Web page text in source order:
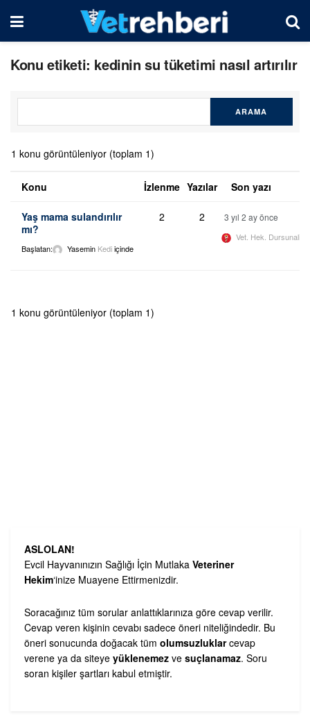
Konu etiketi: kedinin su tüketimi nasıl artırılır
1 konu görüntüleniyor (toplam 1)
Konu İzlenme Yazılar Son yazı
Yaş mama sulandırılır
mı?
Başlatan: Yasemin Kediiçinde
2 2 3 yıl 2 ay önce
Vet. Hek. Dursunali
1 konu görüntüleniyor (toplam 1)
ASLOLAN!
Evcil Hayvanınızın Sağlığı İçin Mutlaka Veteriner
Hekim‘inize Muayene Ettirmenizdir.
Soracağınız tüm sorular anlattıklarınıza göre cevap verilir.
Cevap veren kişinin cevabı sadece öneri niteliğindedir. Bu
öneri sonucunda doğacak tüm olumsuzluklarcevap
verene ya da siteye yüklenemez ve suçlanamaz. Soru
soran kişiler şartları kabul etmiştir.